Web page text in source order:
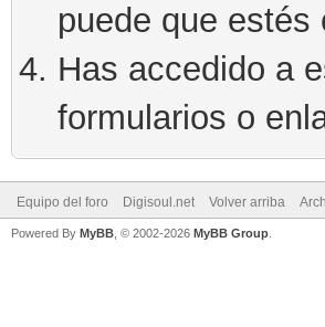
puede que
Has accedido a
formularios o
Equipo del foro Digisoul.net Volver arriba
Powered By MyBB , © 2002-2026 MyBB Group